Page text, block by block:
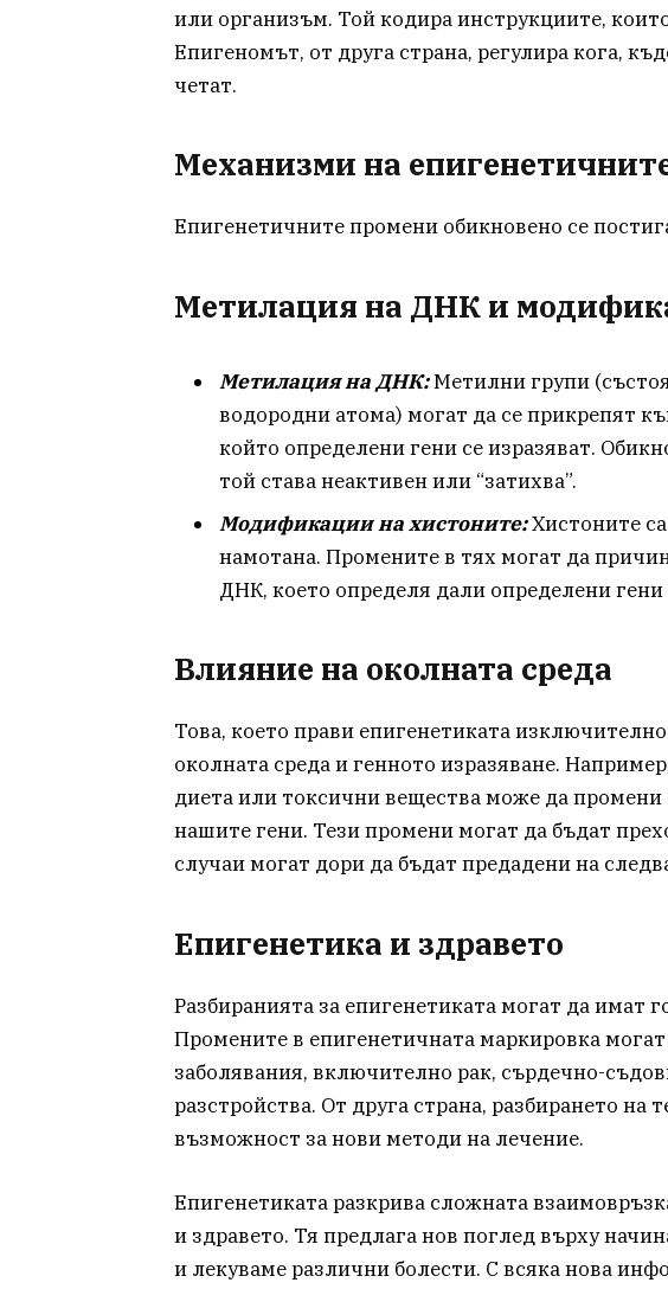
или организъм. Той кодира инструкциите,
Епигеномът, от друга страна, регулира кога,
четат.
Механизми на
Епигенетичните промени обикновено се
Метилация на ДНК и
Метилация на ДНК:Метилни групи
водородни атома) могат да се прикрепят
който определени гени се изразяват.
той става неактивен или “затихва”.
Модификации на хистоните:Хистоните
намотана. Промените в тях могат да
ДНК, което определя дали определени
Влияние на околната среда
Това, което прави епигенетиката
околната среда и генното изразяване.
диета или токсични вещества може да
нашите гени. Тези промени могат да бъдат
случаи могат дори да бъдат предадени на
Епигенетика и здравето
Разбиранията за епигенетиката могат да имат
Промените в епигенетичната маркировка
заболявания, включително рак, сърдечно-
разстройства. От друга страна, разбирането
възможност за нови методи на лечение.
Епигенетиката разкрива сложната
и здравето. Тя предлага нов поглед върху
и лекуваме различни болести. С всяка нова